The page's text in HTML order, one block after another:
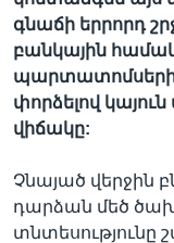
գնաճի երրորդ
բանկային
պարտատոմսերի
փորձելով
վիճակը:
Չնայած վերջին
դարձան մեծ
տնտեսությունը